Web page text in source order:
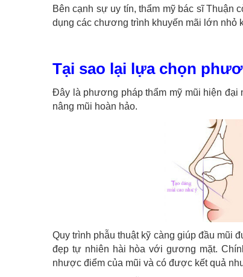
Bên cạnh sự uy tín, thẩm mỹ bác sĩ Thuận
dụng các chương trình khuyến mãi lớn nhỏ
Tại sao lại lựa chọn
Đây là phương pháp thẩm mỹ mũi hiện đại
nâng mũi hoàn hảo.
Quy trình phẫu thuật kỹ càng giúp đầu mũi
đẹp tự nhiên hài hòa với gương mặt.
nhược điểm của mũi và có được kết quả